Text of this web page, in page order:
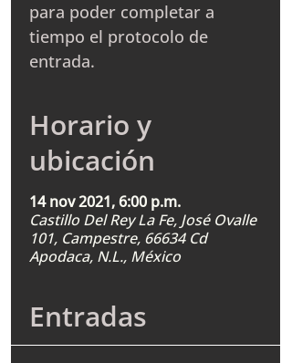
para poder completar a
tiempo el protocolo de
entrada.
Horario y
ubicación
14 nov 2021, 6:00 p.m.
Castillo Del Rey La Fe, José Ovalle
101, Campestre, 66634 Cd
Apodaca, N.L., México
Entradas